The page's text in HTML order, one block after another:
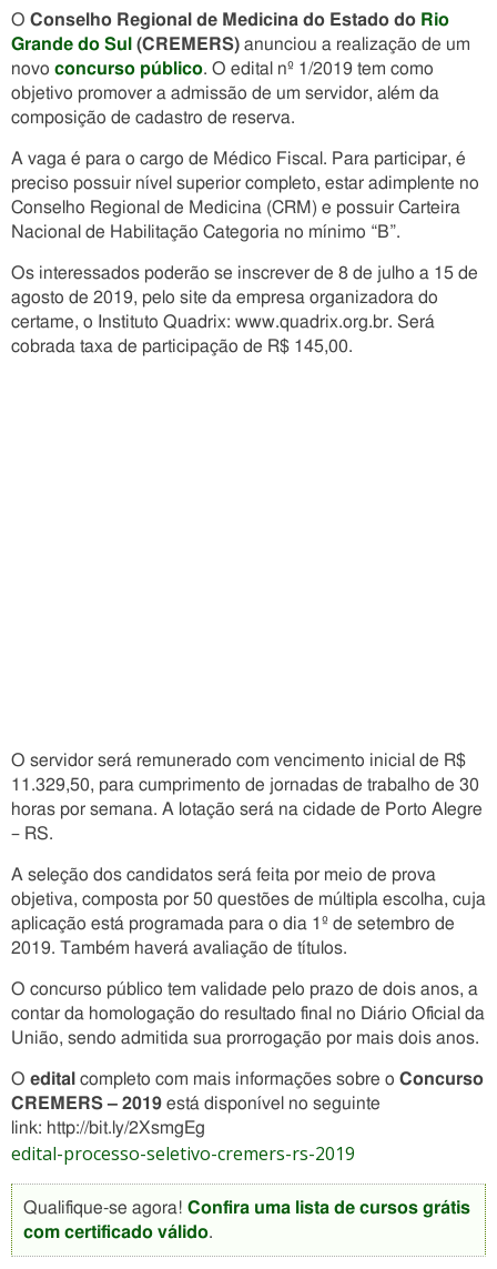
O Conselho Regional de Medicina do Estado do Rio
Grande do Sul (CREMERS) anunciou a realização de um
novo concurso público. O edital nº 1/2019 tem como
objetivo promover a admissão de um servidor, além da
composição de cadastro de reserva.
A vaga é para o cargo de Médico Fiscal. Para participar, é
preciso possuir nível superior completo, estar adimplente no
Conselho Regional de Medicina (CRM) e possuir Carteira
Nacional de Habilitação Categoria no mínimo “B”.
Os interessados poderão se inscrever de 8 de julho a 15 de
agosto de 2019, pelo site da empresa organizadora do
certame, o Instituto Quadrix: www.quadrix.org.br. Será
cobrada taxa de participação de R$ 145,00.
O servidor será remunerado com vencimento inicial de R$
11.329,50, para cumprimento de jornadas de trabalho de 30
horas por semana. A lotação será na cidade de Porto Alegre
– RS.
A seleção dos candidatos será feita por meio de prova
objetiva, composta por 50 questões de múltipla escolha, cuja
aplicação está programada para o dia 1º de setembro de
2019. Também haverá avaliação de títulos.
O concurso público tem validade pelo prazo de dois anos, a
contar da homologação do resultado final no Diário Oficial da
União, sendo admitida sua prorrogação por mais dois anos.
O edital completo com mais informações sobre o Concurso
CREMERS – 2019 está disponível no seguinte
link: http://bit.ly/2XsmgEg
edital-processo-seletivo-cremers-rs-2019
Qualifique-se agora! Confira uma lista de cursos grátis
com certificado válido.